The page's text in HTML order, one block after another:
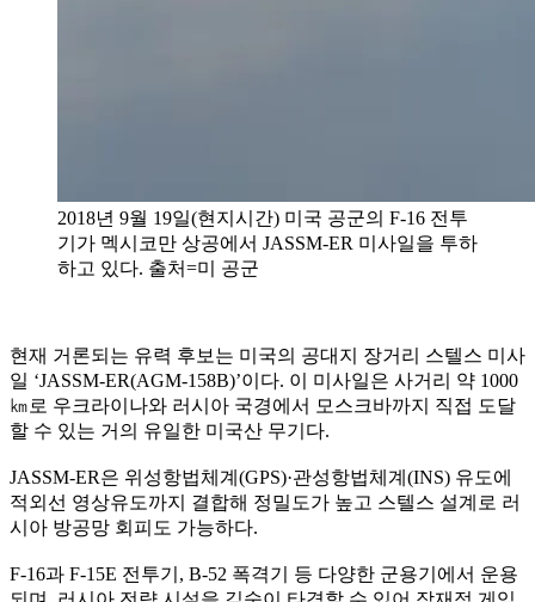
2018년 9월 19일(현지시간) 미국 공군의 F-16 전투
기가 멕시코만 상공에서 JASSM-ER 미사일을 투하
하고 있다. 출처=미 공군
현재 거론되는 유력 후보는 미국의 공대지 장거리 스텔스 미사
일 ‘JASSM-ER(AGM-158B)’이다. 이 미사일은 사거리 약 1000
㎞로 우크라이나와 러시아 국경에서 모스크바까지 직접 도달
할 수 있는 거의 유일한 미국산 무기다.
JASSM-ER은 위성항법체계(GPS)·관성항법체계(INS) 유도에
적외선 영상유도까지 결합해 정밀도가 높고 스텔스 설계로 러
시아 방공망 회피도 가능하다.
F-16과 F-15E 전투기, B-52 폭격기 등 다양한 군용기에서 운용